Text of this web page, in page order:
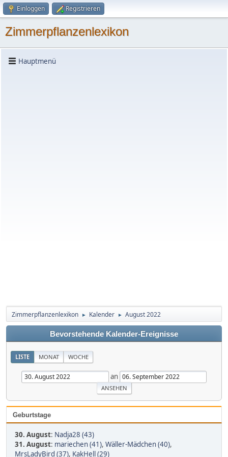
Einloggen Registrieren
Zimmerpflanzenlexikon
Hauptmenü
Zimmerpflanzenlexikon ► Kalender ► August 2022
Bevorstehende Kalender-Ereignisse
LISTE MONAT WOCHE
an
Geburtstage
30. August: Nadja28 (43)
31. August: mariechen (41), Wäller-Mädchen (40),
MrsLadyBird (37), KakHell (29)